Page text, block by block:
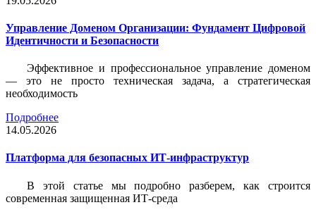
Управление Доменом Организации: Фундамент Цифровой
Идентичности и Безопасности
Эффективное и профессиональное управление доменом
— это не просто техническая задача, а стратегическая
необходимость
Подробнее
14.05.2026
Платформа для безопасных ИТ-инфраструктур
В этой статье мы подробно разберем, как строится
современная защищенная ИТ-среда